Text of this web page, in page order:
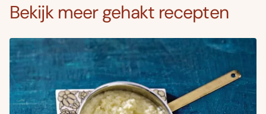
Bekijk meer gehakt recepten